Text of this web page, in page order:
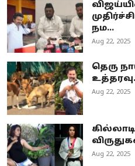
நம...
Aug 22, 2025
தெரு
Aug 22, 2025
Aug 22, 2025